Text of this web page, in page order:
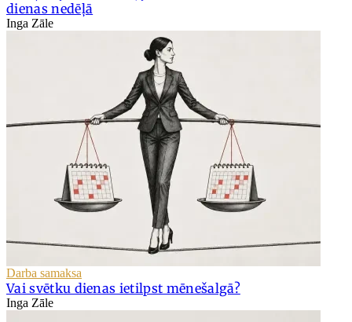
dienas nedēļā
Inga Zāle
Darba samaksa
Vai svētku dienas ietilpst mēnešalgā?
Inga Zāle